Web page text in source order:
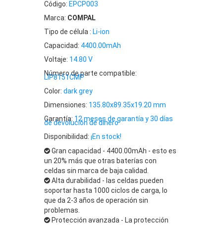
Código: EPCP003
Marca: COMPAL
Tipo de célula : Li-ion
Capacidad: 4400.00mAh
Voltaje: 14.80 V
Número de parte compatible:
LIP8151CMP
Color: dark grey
Dimensiones: 135.80x89.35x19.20 mm
Garantía: 12 meses de garantía y 30 días
de devolución de dinero
Disponibilidad: ¡En stock!
Gran capacidad - 4400.00mAh - esto es
un 20% más que otras baterías con
celdas sin marca de baja calidad.
Alta durabilidad - las celdas pueden
soportar hasta 1000 ciclos de carga, lo
que da 2-3 años de operación sin
problemas.
Protección avanzada - La protección